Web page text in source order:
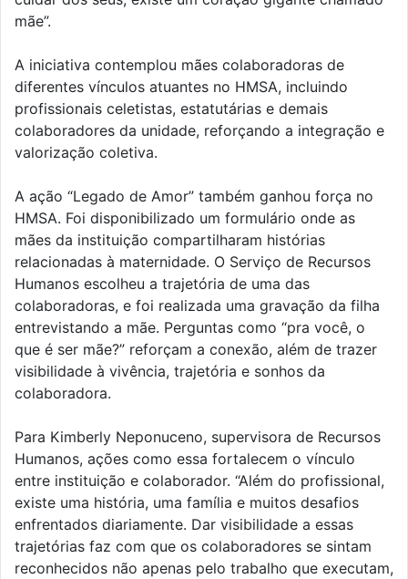
mãe”.
A iniciativa contemplou mães colaboradoras de
diferentes vínculos atuantes no HMSA, incluindo
profissionais celetistas, estatutárias e demais
colaboradores da unidade, reforçando a integração e
valorização coletiva.
A ação “Legado de Amor” também ganhou força no
HMSA. Foi disponibilizado um formulário onde as
mães da instituição compartilharam histórias
relacionadas à maternidade. O Serviço de Recursos
Humanos escolheu a trajetória de uma das
colaboradoras, e foi realizada uma gravação da filha
entrevistando a mãe. Perguntas como “pra você, o
que é ser mãe?” reforçam a conexão, além de trazer
visibilidade à vivência, trajetória e sonhos da
colaboradora.
Para Kimberly Neponuceno, supervisora de Recursos
Humanos, ações como essa fortalecem o vínculo
entre instituição e colaborador. “Além do profissional,
existe uma história, uma família e muitos desafios
enfrentados diariamente. Dar visibilidade a essas
trajetórias faz com que os colaboradores se sintam
reconhecidos não apenas pelo trabalho que executam,